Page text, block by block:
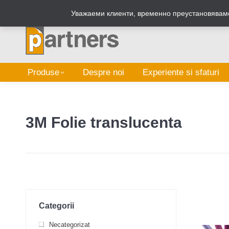
Produse Despre noi Experiente si sfaturi
3M Folie translucenta
Categorii
Necategorizat
Уважаеми клиенти, временно